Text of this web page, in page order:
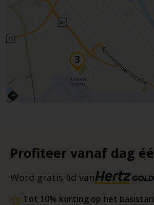
Profiteer vanaf dag
Word gratis lid van
Tot 10% korting op het